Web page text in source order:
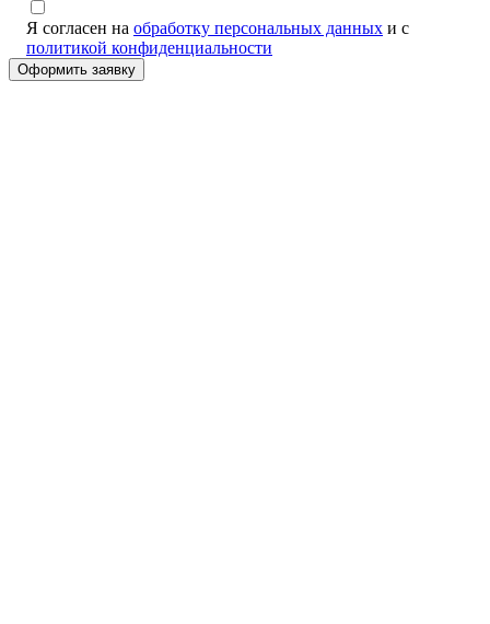
Я согласен на обработку персональных данных и с
политикой конфиденциальности